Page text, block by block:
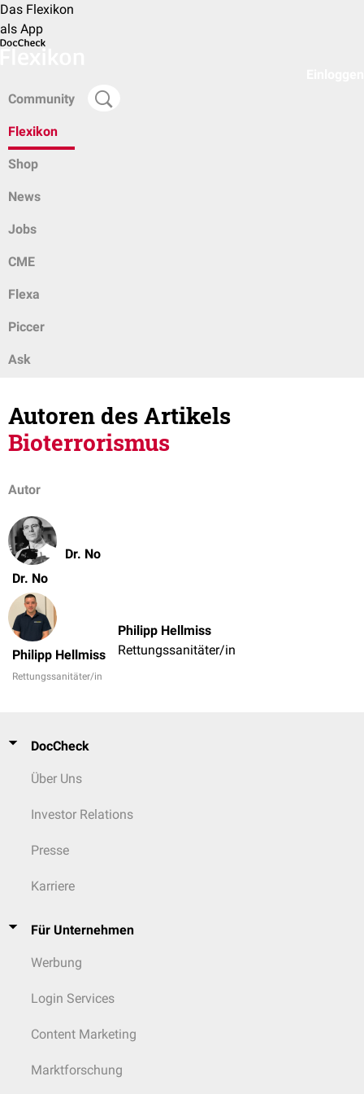
Das Flexikon
als App
Community
Flexikon
Shop
News
Jobs
CME
Flexa
Piccer
Ask
Autoren des Artikels
Bioterrorismus
Autor
Dr. No
Dr. No
Philipp Hellmiss
Rettungssanitäter/in
Philipp Hellmiss
Rettungssanitäter/in
DocCheck
Über Uns
Investor Relations
Presse
Karriere
Für Unternehmen
Werbung
Login Services
Content Marketing
Marktforschung